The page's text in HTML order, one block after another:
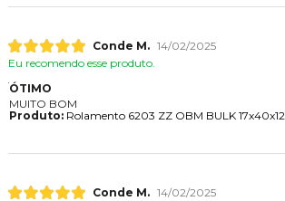
Conde M. 14/02/2025
Eu recomendo esse produto.
ÓTIMO
MUITO BOM
Produto:Rolamento 6203 ZZ OBM BULK 17x40x12
Conde M. 14/02/2025